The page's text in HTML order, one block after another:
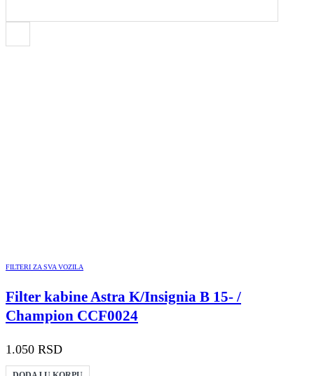
FILTERI ZA SVA VOZILA
Filter kabine Astra K/Insignia B 15- /
Champion CCF0024
1.050 RSD